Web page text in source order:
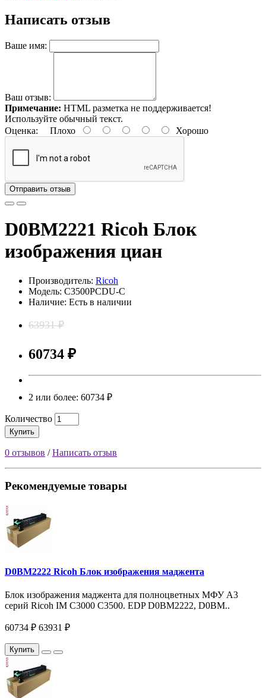
Написать отзыв
Ваше имя:
Ваш отзыв:
Примечание: HTML разметка не поддерживается!
Используйте обычный текст.
Оценка: Плохо Хорошо
Отправить отзыв
D0BM2221 Ricoh Блок
изображения циан
Производитель: Ricoh
Модель: C3500PCDU-C
Наличие: Есть в наличии
63931 ₽
60734 ₽
2 или более: 60734 ₽
Количество
Купить
0 отзывов /Написать отзыв
Рекомендуемые товары
D0BM2222 Ricoh Блок изображения маджента
Блок изображения маджента для полноцветных МФУ A3
серий Ricoh IM C3000 С3500. EDP D0BM2222, D0BM..
60734 ₽ 63931 ₽
Купить